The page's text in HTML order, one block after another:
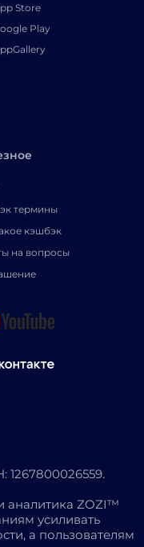
Store
Play
термины
кэшбэк
на вопросы
аналитика ZOZI™
усиливать
а пользователям